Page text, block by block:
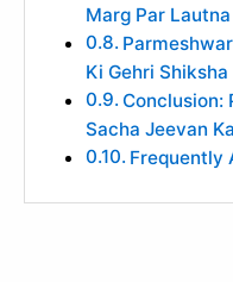
Marg Par Lautna
Ki Gehri Shiksha
Conclusion:
Sacha Jeevan
Frequently